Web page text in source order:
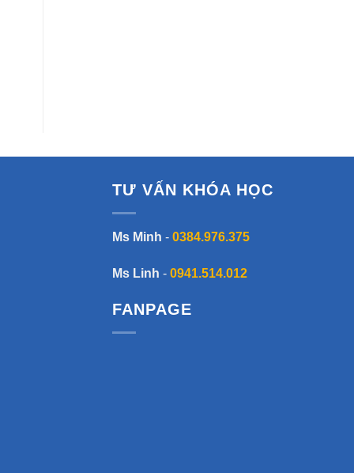
TƯ VẤN KHÓA HỌC
Ms Minh - 0384.976.375
Ms Linh - 0941.514.012
FANPAGE